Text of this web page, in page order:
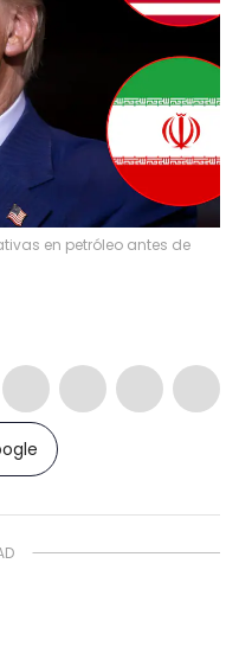
en petróleo antes de